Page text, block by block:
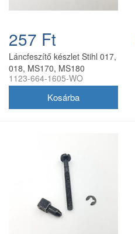
257 Ft
Láncfeszítő készlet Stihl 017,
018, MS170, MS180
láncfűrészhez utángyártott
1123-664-1605-WO